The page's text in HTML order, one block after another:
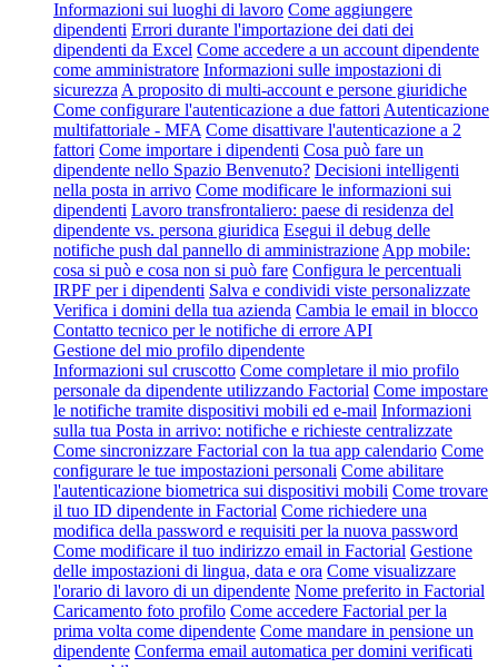
Informazioni sui luoghi di lavoro Come aggiungere
dipendenti Errori durante l'importazione dei dati dei
dipendenti da Excel Come accedere a un account dipendente
come amministratore Informazioni sulle impostazioni di
sicurezza A proposito di multi-account e persone giuridiche
Come configurare l'autenticazione a due fattori Autenticazione
multifattoriale - MFA Come disattivare l'autenticazione a 2
fattori Come importare i dipendenti Cosa può fare un
dipendente nello Spazio Benvenuto? Decisioni intelligenti
nella posta in arrivo Come modificare le informazioni sui
dipendenti Lavoro transfrontaliero: paese di residenza del
dipendente vs. persona giuridica Esegui il debug delle
notifiche push dal pannello di amministrazione App mobile:
cosa si può e cosa non si può fare Configura le percentuali
IRPF per i dipendenti Salva e condividi viste personalizzate
Verifica i domini della tua azienda Cambia le email in blocco
Contatto tecnico per le notifiche di errore API
Gestione del mio profilo dipendente
Informazioni sul cruscotto Come completare il mio profilo
personale da dipendente utilizzando Factorial Come impostare
le notifiche tramite dispositivi mobili ed e-mail Informazioni
sulla tua Posta in arrivo: notifiche e richieste centralizzate
Come sincronizzare Factorial con la tua app calendario Come
configurare le tue impostazioni personali Come abilitare
l'autenticazione biometrica sui dispositivi mobili Come trovare
il tuo ID dipendente in Factorial Come richiedere una
modifica della password e requisiti per la nuova password
Come modificare il tuo indirizzo email in Factorial Gestione
delle impostazioni di lingua, data e ora Come visualizzare
l'orario di lavoro di un dipendente Nome preferito in Factorial
Caricamento foto profilo Come accedere Factorial per la
prima volta come dipendente Come mandare in pensione un
dipendente Conferma email automatica per domini verificati